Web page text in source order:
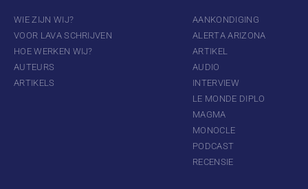
WIE ZIJN WIJ?
VOOR LAVA SCHRIJVEN
HOE WERKEN WIJ?
AUTEURS
ARTIKELS
AANKONDIGING
ALERTA ARIZONA
ARTIKEL
AUDIO
INTERVIEW
LE MONDE DIPLO
MAGMA
MONOCLE
PODCAST
RECENSIE